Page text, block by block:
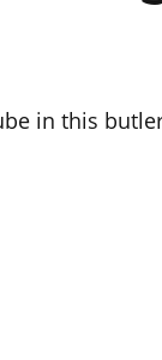
in this